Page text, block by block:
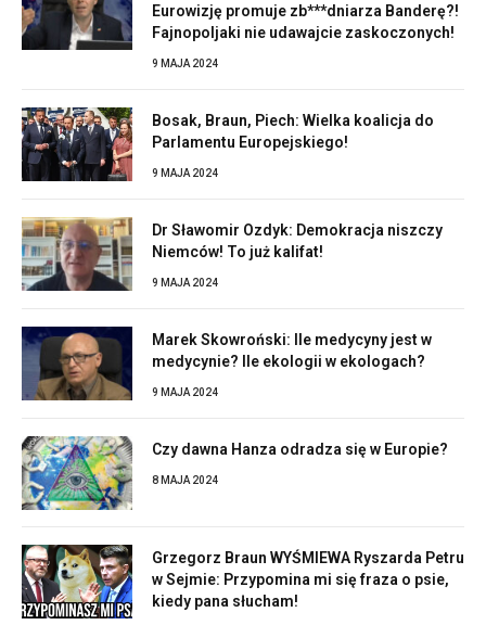
Eurowizję promuje zb***dniarza Banderę?!
Fajnopoljaki nie udawajcie zaskoczonych!
9 MAJA 2024
Bosak, Braun, Piech: Wielka koalicja do
Parlamentu Europejskiego!
9 MAJA 2024
Dr Sławomir Ozdyk: Demokracja niszczy
Niemców! To już kalifat!
9 MAJA 2024
Marek Skowroński: Ile medycyny jest w
medycynie? Ile ekologii w ekologach?
9 MAJA 2024
Czy dawna Hanza odradza się w Europie?
8 MAJA 2024
Grzegorz Braun WYŚMIEWA Ryszarda Petru
w Sejmie: Przypomina mi się fraza o psie,
kiedy pana słucham!